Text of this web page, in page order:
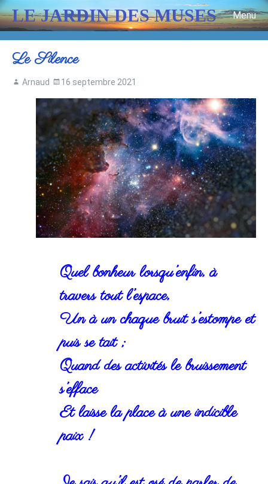
LE JARDIN DES MUSES
Menu
Skip to content
Le Silence
Arnaud 16 septembre 2021
Quel bonheur lorsqu’enfin, à
travers tout l’espace,
Un à un chaque bruit s’estompe et
puis se tait ;
Quand des activités le bruissement
s’efface
Et laisse la place à une indicible
paix !